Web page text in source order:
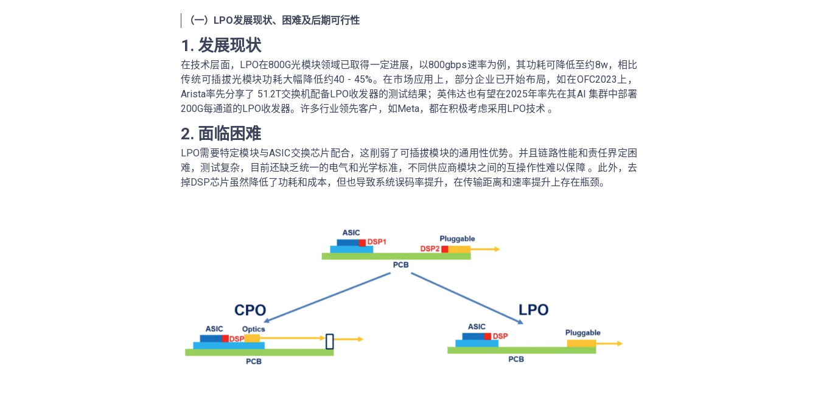
（一）LPO发展现状、困难及后期可行性
1. 发展现状
在技术层面，LPO在800G光模块领域已取得一定进展，以800gbps速率为例，其功耗可降低至约8w，相比
传统可插拔光模块功耗大幅降低约40 - 45%。在市场应用上，部分企业已开始布局，如在OFC2023上，
Arista率先分享了 51.2T交换机配备LPO收发器的测试结果；英伟达也有望在2025年率先在其AI 集群中部署
200G每通道的LPO收发器。许多行业领先客户，如Meta，都在积极考虑采用LPO技术 。
2. 面临困难
LPO需要特定模块与ASIC交换芯片配合，这削弱了可插拔模块的通用性优势。并且链路性能和责任界定困
难，测试复杂，目前还缺乏统一的电气和光学标准，不同供应商模块之间的互操作性难以保障 。此外，去
掉DSP芯片虽然降低了功耗和成本，但也导致系统误码率提升，在传输距离和速率提升上存在瓶颈。